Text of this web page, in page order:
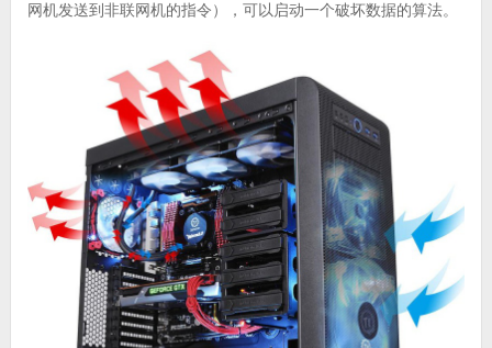
网机发送到非联网机的指令），可以启动一个破坏数据的算法。